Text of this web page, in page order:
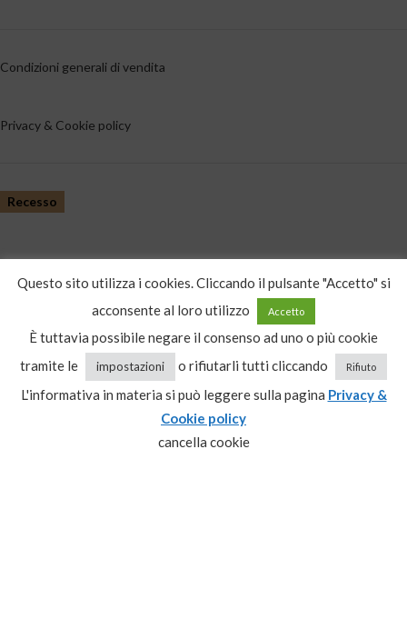
Condizioni generali di vendita
Privacy & Cookie policy
Recesso
CONTATTI
3383202297
tel: Fedele349 7780435
348 8593930
tel: Paolo349 8244042
tel e fax0743 520031
Questo sito utilizza i cookies. Cliccando il pulsante "Accetto" si
acconsente al loro utilizzo
Accetto
È tuttavia possibile negare il consenso ad uno o più cookie
tramite le
impostazioni o rifiutarli tutti cliccando Rifiuto
L'informativa in materia si può leggere sulla pagina Privacy &
Cookie policy
cancella cookie